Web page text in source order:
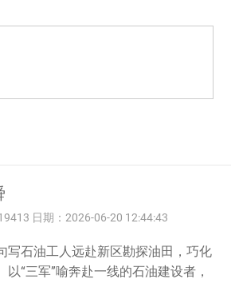
日期：2026-06-20 12:44:43
写石油工人远赴新区勘探油田，巧化
“三军”喻奔赴一线的石油建设者，